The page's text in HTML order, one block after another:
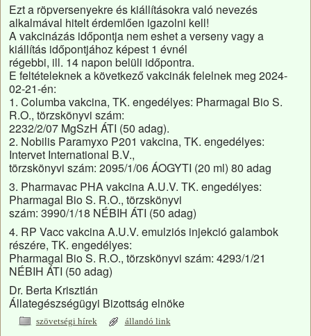
Ezt a röpversenyekre és kiállításokra való nevezés
alkalmával hitelt érdemlően igazolni kell!
A vakcinázás időpontja nem eshet a verseny vagy a
kiállítás időpontjához képest 1 évnél
régebbi, ill. 14 napon belüli időpontra.
E feltételeknek a következő vakcinák felelnek meg 2024-
02-21-én:
1. Columba vakcina, TK. engedélyes: Pharmagal Bio S.
R.O., törzskönyvi szám:
2232/2/07 MgSzH ÁTI (50 adag).
2. Nobilis Paramyxo P201 vakcina, TK. engedélyes:
Intervet International B.V.,
törzskönyvi szám: 2095/1/06 ÁOGYTI (20 ml) 80 adag
3. Pharmavac PHA vakcina A.U.V. TK. engedélyes:
Pharmagal Bio S. R.O., törzskönyvi
szám: 3990/1/18 NÉBIH ÁTI (50 adag)
4. RP Vacc vakcina A.U.V. emulziós injekció galambok
részére, TK. engedélyes:
Pharmagal Bio S. R.O., törzskönyvi szám: 4293/1/21
NÉBIH ÁTI (50 adag)
Dr. Berta Krisztián
Állategészségügyi Bizottság elnöke
szövetségi hírek állandó link